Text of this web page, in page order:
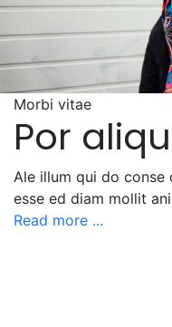
Morbi vitae
Por
Ale illum qui do conse
esse ed diam mollit
Read more ...